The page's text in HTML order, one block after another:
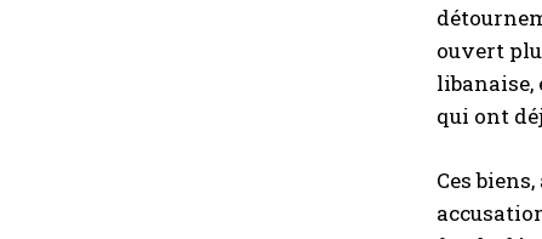
ouvert
libanaise,
qui ont
Ces